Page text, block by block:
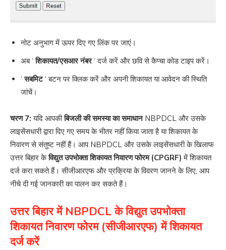
नोट अनुभाग में ऊपर दिए गए लिंक पर जाएं।
अब ‘शिकायत/एसआर नंबर‘ दर्ज करें और छवि से कैप्चा कोड टाइप करें।
‘सबमिट‘ बटन पर क्लिक करें और अपनी शिकायत या आवेदन की स्थिति
जांचें।
चरण 7: यदि आपकीबिजली की समस्या का समाधानNBPDCL और उसके
लाइसेंसधारी द्वारा दिए गए समय के भीतर नहीं किया जाता है या शिकायत के
निवारण से संतुष्ट नहीं हैं। आप NBPDCL और उसके लाइसेंसधारी के खिलाफ
उत्तर बिहार केविद्युत उपभोक्ता शिकायत निवारण फोरम (CPGRF) में शिकायत
दर्ज करा सकते हैं। सीजीआरएफ और प्रक्रिया के विवरण जानने के लिए, आप
नीचे दी गई जानकारी का पालन कर सकते हैं।
उत्तर बिहार में NBPDCL के विद्युत उपभोक्ता
शिकायत निवारण फोरम (सीजीआरएफ) में शिकायत
दर्ज करें